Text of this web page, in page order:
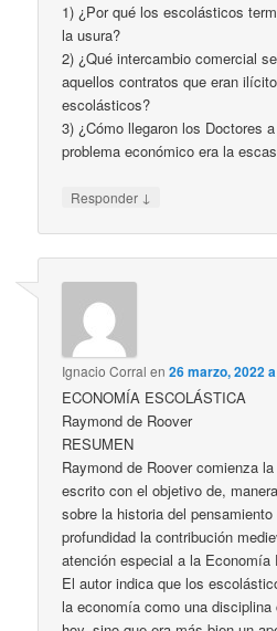
1) ¿Por qué los escolásticos
la usura?
2) ¿Qué intercambio comercial
aquellos contratos que eran
escolásticos?
3) ¿Cómo llegaron los Doctores
problema económico era la
Responder ↓
Ignacio Corral en26 marzo, 2022
ECONOMÍA ESCOLÁSTICA
Raymond de Roover
RESUMEN
Raymond de Roover comienza
escrito con el objetivo de,
sobre la historia del
profundidad la contribución
atención especial a la Economía
El autor indica que los
la economía como una